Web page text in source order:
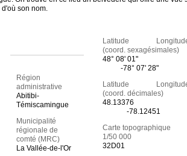
d'où son nom.
Région
administrative
Abitibi-
Témiscamingue
Municipalité
régionale de
comté (MRC)
La Vallée-de-l'Or
Latitude
(coord. sexagésimales)
48° 08' 01"
-78° 07' 28"
Latitude
(coord. décimales)
48.13376
-78.12451
Carte topographique
1/50 000
32D01